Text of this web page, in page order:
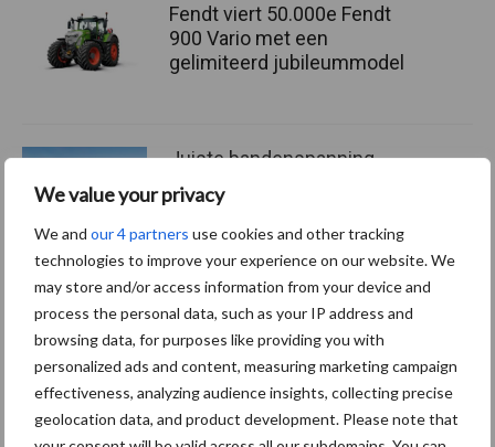
We value your privacy
We and our 4 partners use cookies and other tracking
technologies to improve your experience on our website. We
may store and/or access information from your device and
process the personal data, such as your IP address and
browsing data, for purposes like providing you with
personalized ads and content, measuring marketing campaign
effectiveness, analyzing audience insights, collecting precise
geolocation data, and product development. Please note that
Fendt viert 50.000e Fendt
900 Vario met een
gelimiteerd jubileummodel
Juiste bandenspanning
levert meetbare
brandstofbesparing op bij
transportwerk
Themapagina's
Machines Duurzaamheid